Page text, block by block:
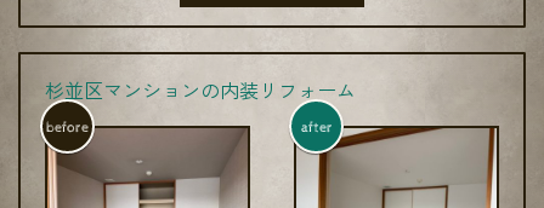
杉並区マンションの内装リフォーム
before after